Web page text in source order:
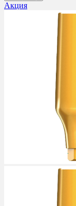
Акция